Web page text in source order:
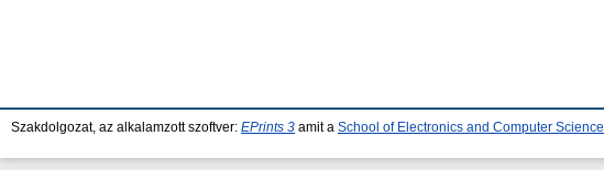
Szakdolgozat, az alkalamzott szoftver: EPrints 3 amit a School of Electronics and Computer Science